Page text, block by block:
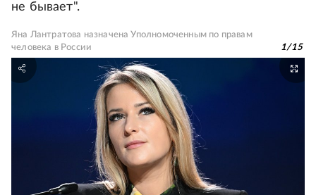
не бывает".
Яна Лантратова назначена Уполномоченным по правам
человека в России
1/15